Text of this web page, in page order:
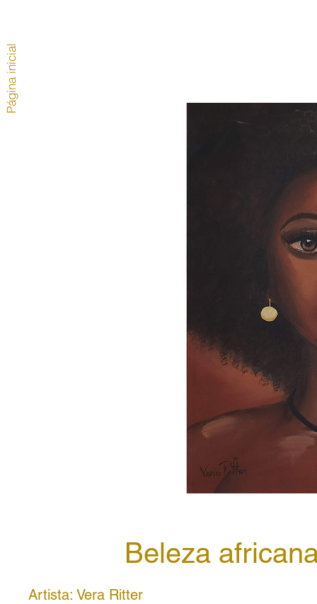
Beleza
Artista: Vera Ritter
Página inicial